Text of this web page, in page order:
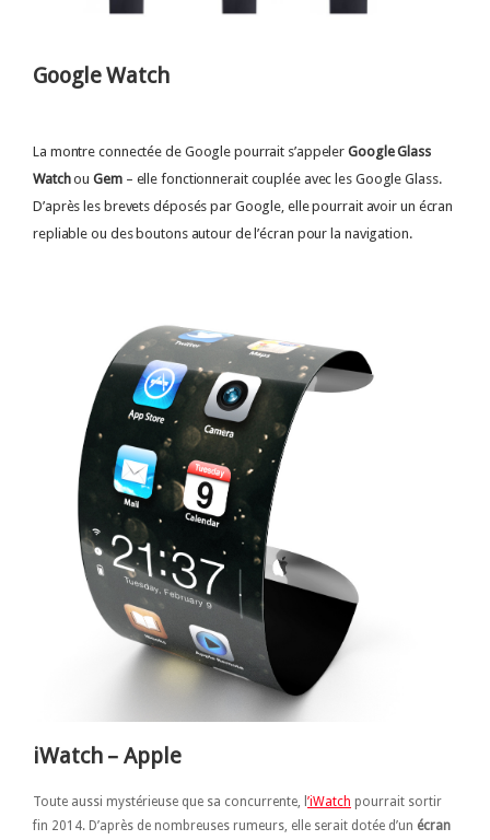
Google Watch
La montre connectée de Google pourrait s’appelerGoogle Glass
WatchouGem– elle fonctionnerait couplée avec les Google Glass.
D’après les brevets déposés par Google, elle pourrait avoir un écran
repliable ou des boutons autour de l’écran pour la navigation.
iWatch – Apple
Toute aussi mystérieuse que sa concurrente, l ’iWatch pourrait sortir
fin 2014. D’après de nombreuses rumeurs, elle serait dotée d’un écran